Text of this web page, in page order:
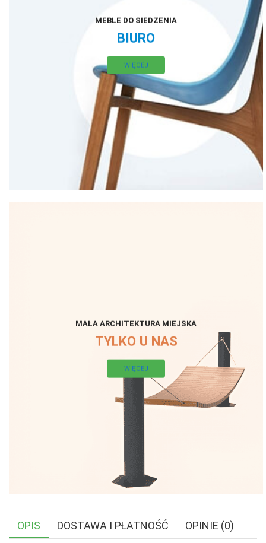
MEBLE DO SIEDZENIA
BIURO
WIĘCEJ
MAŁA ARCHITEKTURA MIEJSKA
TYLKO U NAS
WIĘCEJ
OPIS DOSTAWA I PŁATNOŚĆ OPINIE (0)